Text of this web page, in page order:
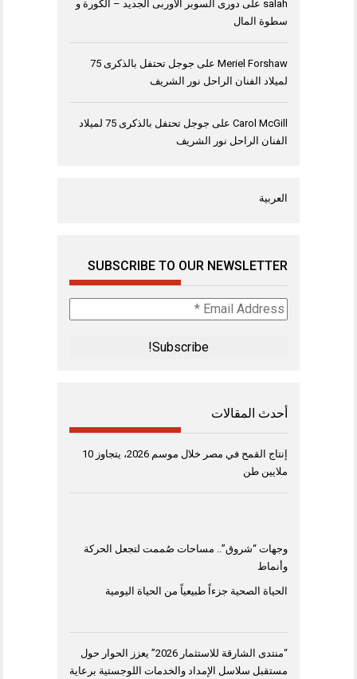
salah على دورى السوبر الاوربى الجديد – الكورة و
سطوة المال
Meriel Forshaw على
جوجل تحتفل بالذكرى 75
لميلاد الفنان الراحل نور الشريف
Carol McGill على
جوجل تحتفل بالذكرى 75 لميلاد
الفنان الراحل نور الشريف
العربية
SUBSCRIBE TO OUR NEWSLETTER
Email
Address
أحدث المقالات
إنتاج القمح في مصر خلال موسم 2026، يتجاوز 10
ملايين طن
وجهات “شروق”.. مساحات صُممت لتجعل الحركة
وأنماط
الحياة الصحية جزءاً طبيعياً من الحياة اليومية
“منتدى الشارقة للاستثمار 2026” يعزز الحوار حول
مستقبل سلاسل الإمداد والخدمات اللوجستية برعاية